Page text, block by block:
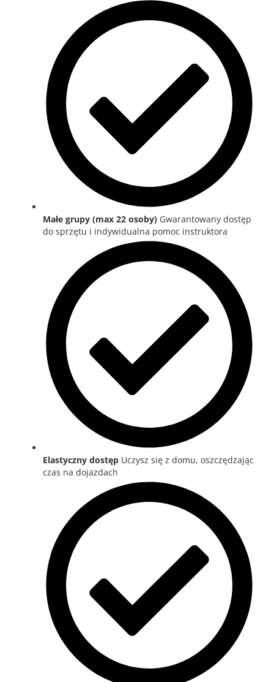
Małe grupy (max 22 osoby) Gwarantowany dostęp
do sprzętu i indywidualna pomoc instruktora
Elastyczny dostęp Uczysz się z domu, oszczędzając
czas na dojazdach